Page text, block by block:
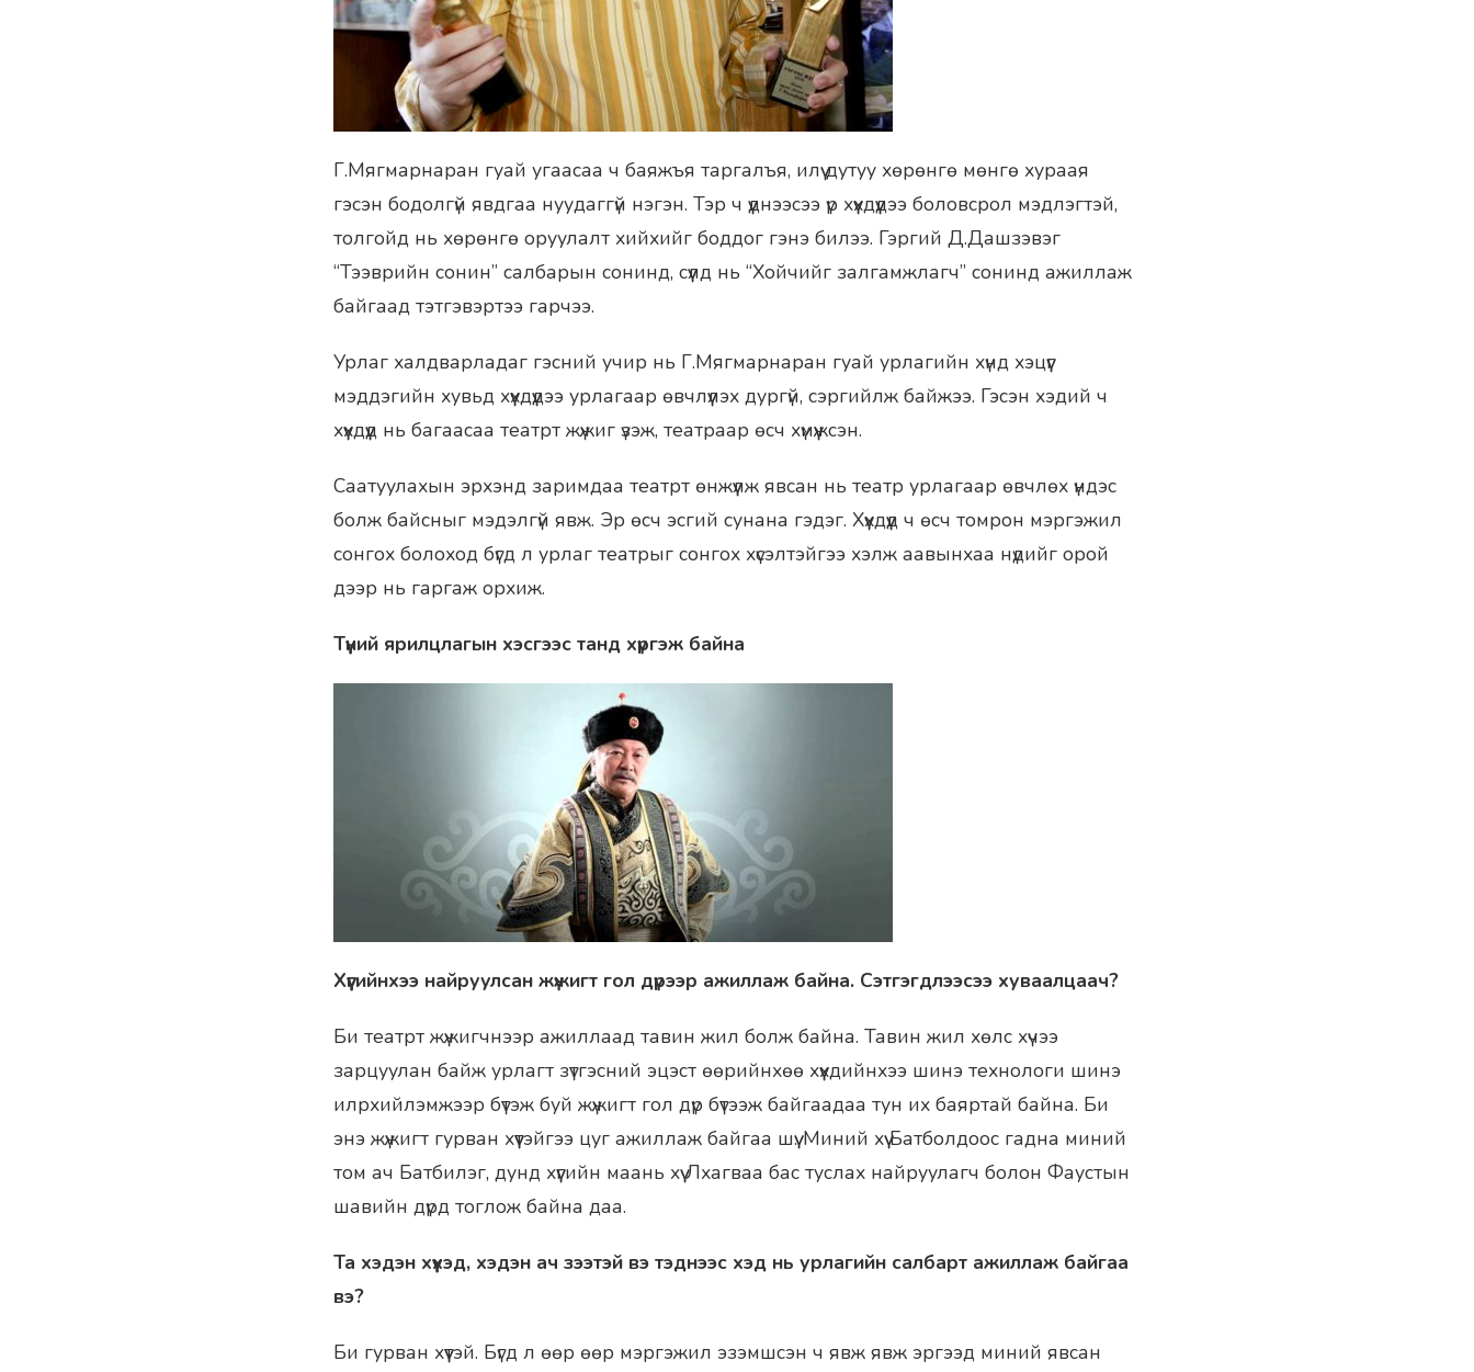
Г.Мягмарнаран гуай угаасаа ч баяжъя таргалъя, илүү дутуу хөрөнгө мөнгө хураая
гэсэн бодолгүй явдгаа нуудаггүй нэгэн. Тэр ч үүднээсээ үр хүүхдүүдээ боловсрол мэдлэгтэй,
толгойд нь хөрөнгө оруулалт хийхийг боддог гэнэ билээ. Гэргий Д.Дашзэвэг
“Тээврийн сонин” салбарын сонинд, сүүлд нь “Хойчийг залгамжлагч” сонинд ажиллаж
байгаад тэтгэвэртээ гарчээ.
Урлаг халдварладаг гэсний учир нь Г.Мягмарнаран гуай урлагийн хүнд хэцүүг
мэддэгийн хувьд хүүхдүүдээ урлагаар өвчлүүлэх дургүй, сэргийлж байжээ. Гэсэн хэдий ч
хүүхдүүд нь багаасаа театрт жүжиг үзэж, театраар өсч хүмүүжсэн.
Саатуулахын эрхэнд заримдаа театрт өнжүүлж явсан нь театр урлагаар өвчлөх үндэс
болж байсныг мэдэлгүй явж. Эр өсч эсгий сунана гэдэг. Хүүхдүүд ч өсч томрон мэргэжил
сонгох болоход бүгд л урлаг театрыг сонгох хүсэлтэйгээ хэлж аавынхаа нүдийг орой
дээр нь гаргаж орхиж.
Түүний ярилцлагын хэсгээс танд хүргэж байна
Хүүгийнхээ найруулсан жүжигт гол дүрээр ажиллаж байна. Сэтгэгдлээсээ хуваалцаач?
Би театрт жүжигчнээр ажиллаад тавин жил болж байна. Тавин жил хөлс хүчээ
зарцуулан байж урлагт зүтгэсний эцэст өөрийнхөө хүүхдийнхээ шинэ технологи шинэ
илрхийлэмжээр бүтэж буй жүжигт гол дүр бүтээж байгаадаа тун их баяртай байна. Би
энэ жүжигт гурван хүүтэйгээ цуг ажиллаж байгаа шүү. Миний хүү Батболдоос гадна миний
том ач Батбилэг, дунд хүүгийн маань хүү Лхагваа бас туслах найруулагч болон Фаустын
шавийн дүрд тоглож байна даа.
Та хэдэн хүүхэд, хэдэн ач зээтэй вэ тэднээс хэд нь урлагийн салбарт ажиллаж байгаа
вэ?
Би гурван хүүтэй. Бүгд л өөр өөр мэргэжил эзэмшсэн ч явж явж эргээд миний явсан